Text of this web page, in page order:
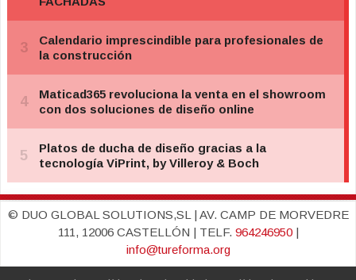
© DUO GLOBAL SOLUTIONS,SL | AV. CAMP DE MORVEDRE
111, 12006 CASTELLÓN | TELF. 964246950|
info@tureforma.org